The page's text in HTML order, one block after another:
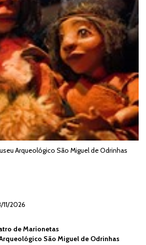
Arqueológico São Miguel de Odrinhas
11/2026
de Marionetas
São Miguel de Odrinhas